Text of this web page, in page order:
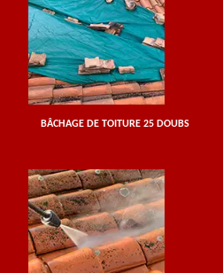
BÂCHAGE DE TOITURE 25 DOUBS